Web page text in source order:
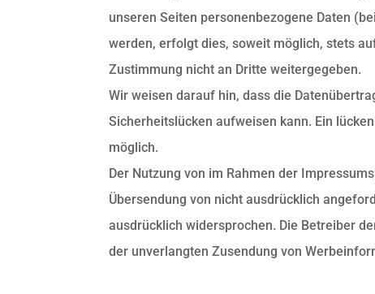
unseren Seiten personenbezogene Daten
werden, erfolgt dies, soweit möglich, stets
Zustimmung nicht an Dritte weitergegeben.
Wir weisen darauf hin, dass die
Sicherheitslücken aufweisen kann. Ein
möglich.
Der Nutzung von im Rahmen der
Übersendung von nicht ausdrücklich
ausdrücklich widersprochen. Die Betreiber
der unverlangten Zusendung von